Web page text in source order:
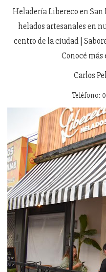
Heladería Libereco en San
helados artesanales en
centro de la ciudad |
Conocé
Carlos
Teléfono: